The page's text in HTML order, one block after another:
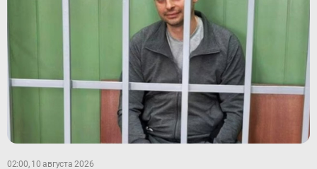
02:00, 10 августа 2026